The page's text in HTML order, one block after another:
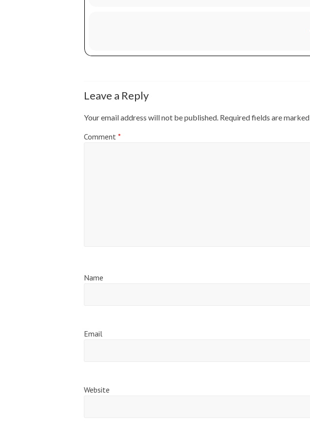
Leave a Reply
Your email address will not be published. Required fields are marked
Comment *
Name
Email
Website